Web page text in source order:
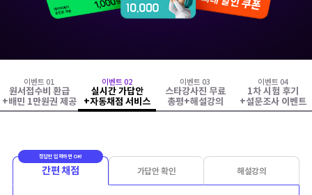
이벤트 01
원서접수비 환급
+배민 1만원권 제공
이벤트 02
실시간 가답안
+자동채점 서비스
이벤트 03
스타강사진 무료
총평+해설강의
이벤트 04
1차 시험 후기
+설문조사 이벤트
간편 채점 가답안 확인 해설강의